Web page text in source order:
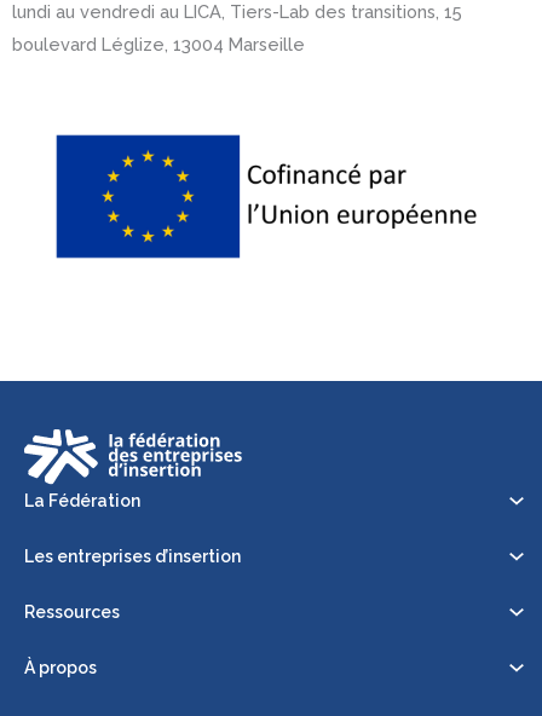
lundi au vendredi au LICA, Tiers-Lab des transitions, 15
boulevard Léglize, 13004 Marseille
La Fédération
Les entreprises d’insertion
Ressources
À propos